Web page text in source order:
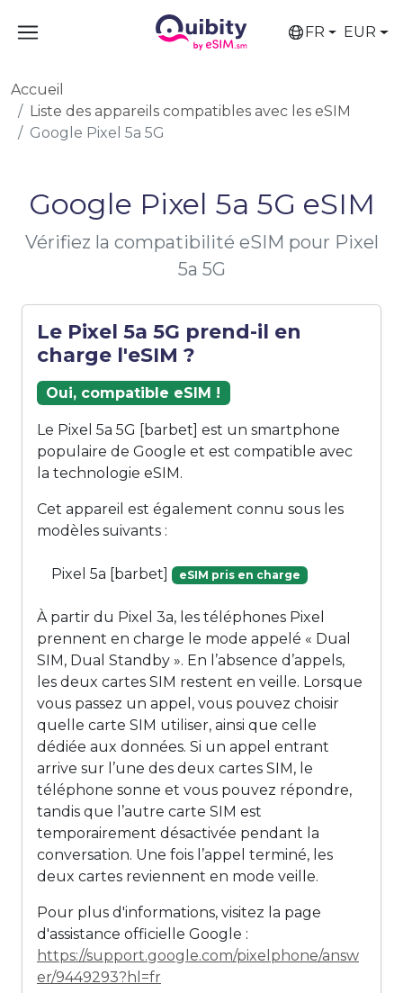
FR EUR
Accueil
Liste des appareils compatibles avec les eSIM
Google Pixel 5a 5G
Google Pixel 5a 5G eSIM
Vérifiez la compatibilité eSIM pour Pixel
5a 5G
Le Pixel 5a 5G prend-il en
charge l'eSIM ?
Oui, compatible eSIM !
Le Pixel 5a 5G [barbet] est un smartphone
populaire de Google et est compatible avec
la technologie eSIM.
Cet appareil est également connu sous les
modèles suivants :
Pixel 5a [barbet] eSIM pris en charge
À partir du Pixel 3a, les téléphones Pixel
prennent en charge le mode appelé « Dual
SIM, Dual Standby ». En l’absence d’appels,
les deux cartes SIM restent en veille. Lorsque
vous passez un appel, vous pouvez choisir
quelle carte SIM utiliser, ainsi que celle
dédiée aux données. Si un appel entrant
arrive sur l’une des deux cartes SIM, le
téléphone sonne et vous pouvez répondre,
tandis que l’autre carte SIM est
temporairement désactivée pendant la
conversation. Une fois l’appel terminé, les
deux cartes reviennent en mode veille.
Pour plus d'informations, visitez la page
d'assistance officielle Google :
https://support.google.com/pixelphone/answ
er/9449293?hl=fr